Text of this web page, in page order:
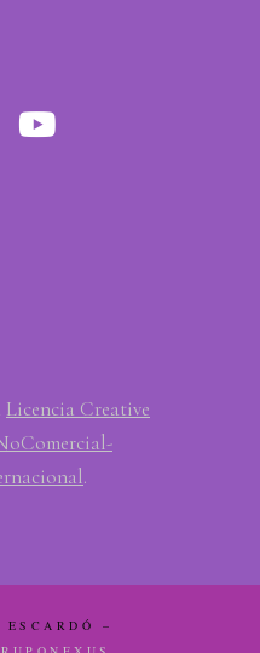
Licencia Creative
.
–